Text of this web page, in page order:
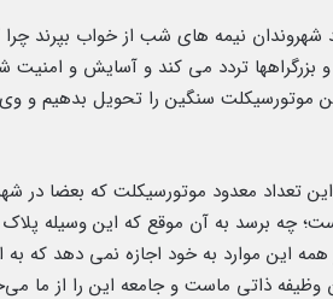
شهروندان نیمه های شب از خواب بپرند
و بزرگراهها تردد می کند و آسایش و
موتورسیکلت سنگین را تحویل بدهیم و
این تعداد معدود موتورسیکلت که بعضا در
چه برسد به آن موقع که این وسیله پلاک
این موارد به خود اجازه نمی دهد که
وظیفه ذاتی ماست و جامعه این را از ما